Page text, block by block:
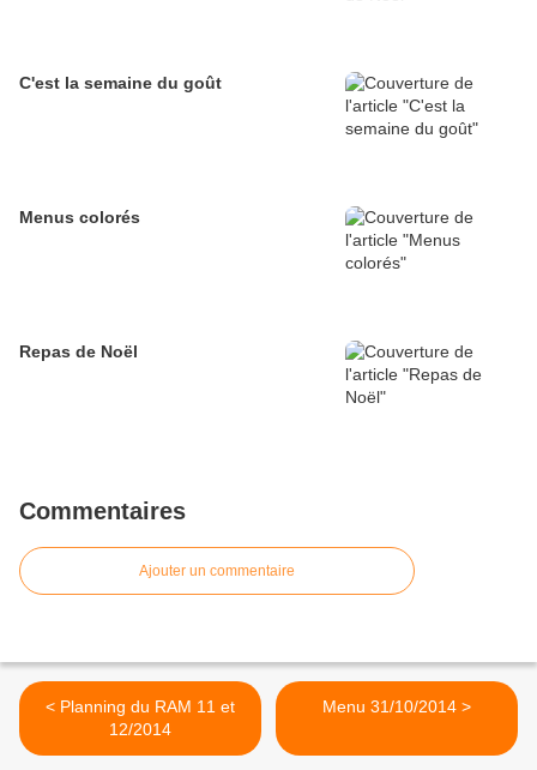
C'est la semaine du goût
Menus colorés
Repas de Noël
Commentaires
Ajouter un commentaire
< Planning du RAM 11 et
12/2014
Menu 31/10/2014 >